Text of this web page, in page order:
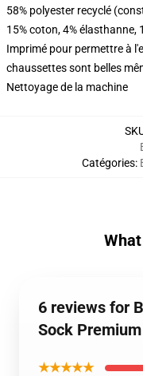
58% polyester recyclé
15% coton, 4% élasthanne,
Imprimé pour permettre à
chaussettes sont belles
Nettoyage de la machine
Catégories:
6 reviews for
Sock
★★★★★